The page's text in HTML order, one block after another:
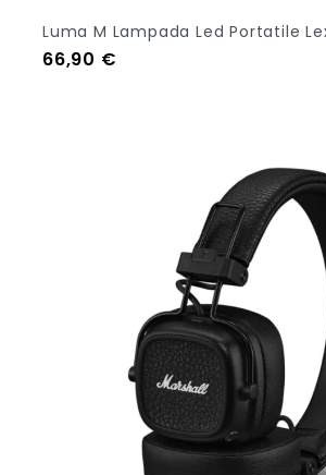
Luma M Lampada Led Portatile
Prezzo
66,90 €